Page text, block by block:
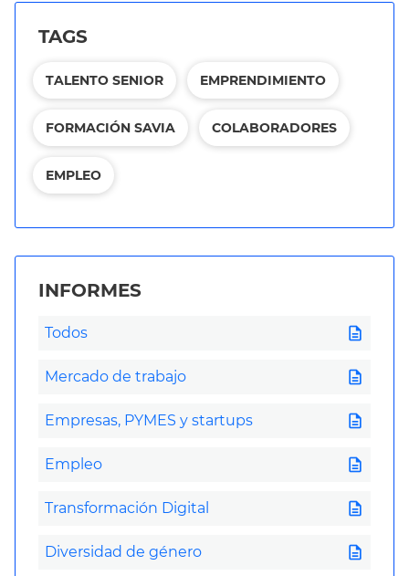
TAGS
TALENTO SENIOR EMPRENDIMIENTO
FORMACIÓN SAVIA COLABORADORES
EMPLEO
INFORMES
Todos description
Mercado de trabajo description
Empresas, PYMES y startups description
Empleo description
Transformación Digital description
Diversidad de género description